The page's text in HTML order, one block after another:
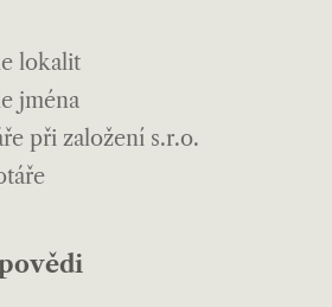
lokalit
jména
při založení s.r.o.